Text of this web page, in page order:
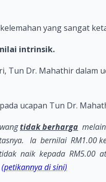
yang sangat
intrinsik.
Tun Dr. Mahathir dalam
ucapan Tun Dr.
tidak berharga
Ia bernilai RM1.00
naik kepada RM5.00
(petikannya di sini)